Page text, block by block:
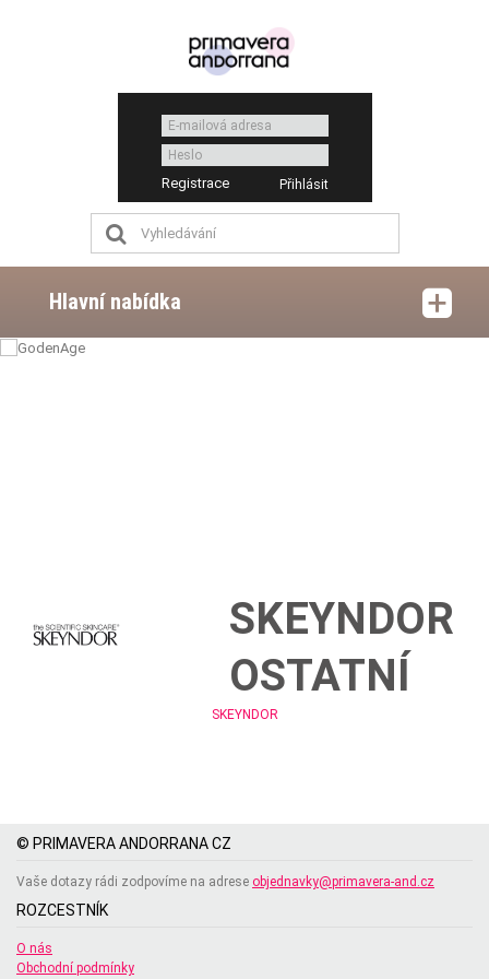
Registrace
Hlavní nabídka
SKEYNDOR
OSTATNÍ
SKEYNDOR
© PRIMAVERA ANDORRANA CZ
Vaše dotazy rádi zodpovíme na adrese objednavky@primavera-and.cz
ROZCESTNÍK
O nás
Obchodní podmínky